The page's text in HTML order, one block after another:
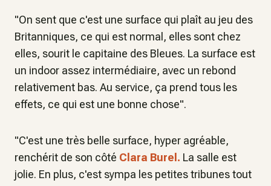
"On sent que c'est une surface qui plaît au jeu des
Britanniques, ce qui est normal, elles sont chez
elles, sourit le capitaine des Bleues. La surface est
un indoor assez intermédiaire, avec un rebond
relativement bas. Au service, ça prend tous les
effets, ce qui est une bonne chose".
"C'est une très belle surface, hyper agréable,
renchérit de son côté Clara Burel. La salle est
jolie. En plus, c'est sympa les petites tribunes tout